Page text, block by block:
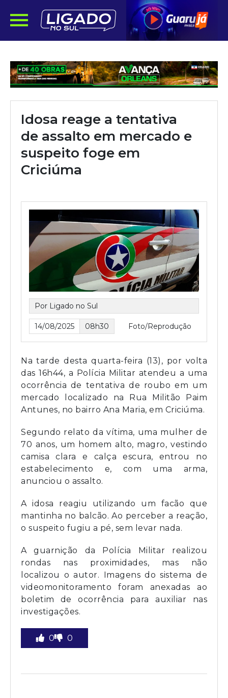
Idosa reage a tentativa
de assalto em mercado e
suspeito foge em
Criciúma
Por Ligado no Sul
14/08/2025 08h30 Foto/Reprodução
Na tarde desta quarta-feira (13), por volta
das 16h44, a Polícia Militar atendeu a uma
ocorrência de tentativa de roubo em um
mercado localizado na Rua Militão Paim
Antunes, no bairro Ana Maria, em Criciúma.
Segundo relato da vítima, uma mulher de
70 anos, um homem alto, magro, vestindo
camisa clara e calça escura, entrou no
estabelecimento e, com uma arma,
anunciou o assalto.
A idosa reagiu utilizando um facão que
mantinha no balcão. Ao perceber a reação,
o suspeito fugiu a pé, sem levar nada.
A guarnição da Polícia Militar realizou
rondas nas proximidades, mas não
localizou o autor. Imagens do sistema de
videomonitoramento foram anexadas ao
boletim de ocorrência para auxiliar nas
investigações.
0 0